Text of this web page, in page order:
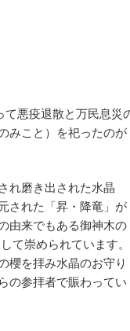
て悪疫退散と万民息災
みこと）を祀ったのが
れ磨き出された水晶
された「昇・降竜」が
由来でもある御神木の
て崇められています。
櫻を拝み水晶のお守り
の参拝者で賑わってい